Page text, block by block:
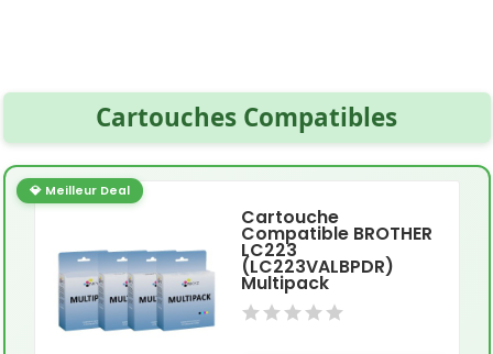
Cartouches Compatibles
💎 Meilleur Deal
Cartouche
Compatible BROTHER
LC223
(LC223VALBPDR)
Multipack